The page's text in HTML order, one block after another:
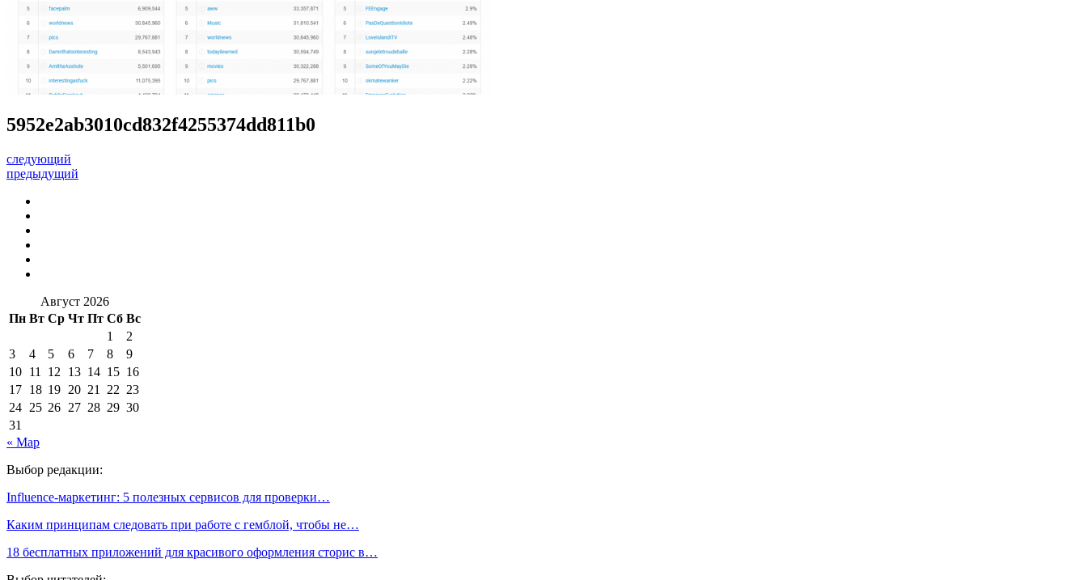
5952e2ab3010cd832f4255374dd811b0
следующий
предыдущий
Август 2026
Пн Вт Ср Чт Пт Сб Вс
1
2
3
4 5 6 7 8
9
10 11 12 13 14 15 16
17 18 19 20 21 22 23
24 25 26 27 28 29 30
31
« Мар
Выбор редакции:
Influence-маркетинг: 5 полезных сервисов для проверки…
Каким принципам следовать при работе с гемблой, чтобы не…
18 бесплатных приложений для красивого оформления сторис в…